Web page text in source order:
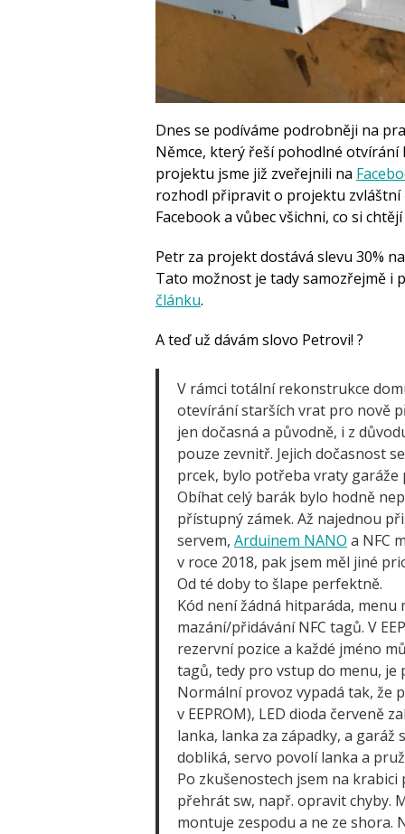
Dnes se podíváme podrobněji na
Němce, který řeší pohodlné otvírání
projektu jsme již zveřejnili na
rozhodl připravit o projektu zvláštní
Facebook a vůbec všichni, co si
Petr za projekt dostává slevu 30%
Tato možnost je tady samozřejmě i
článku.
A teď už dávám slovo Petrovi! ?
V rámci totální rekonstrukce
otevírání starších vrat pro nově
jen dočasná a původně, i z
pouze zevnitř. Jejich dočasnost
prcek, bylo potřeba vraty
Obíhat celý barák bylo hodně
přístupný zámek. Až najednou
servem, Arduinem NANO a NFC
v roce 2018, pak jsem měl jiné
Od té doby to šlape perfektně.
Kód není žádná hitparáda,
mazání/přidávání NFC tagů. V
rezervní pozice a každé jméno
tagů, tedy pro vstup do menu, je
Normální provoz vypadá tak, že
v EEPROM), LED dioda červeně
lanka, lanka za západky, a garáž
dobliká, servo povolí lanka a
Po zkušenostech jsem na
přehrát sw, např. opravit chyby.
montuje zespodu a ne ze shora.